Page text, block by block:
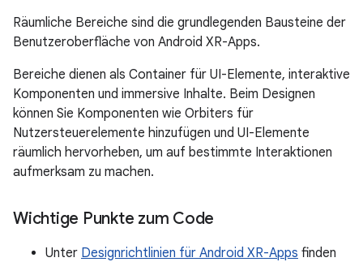
Räumliche Bereiche sind die grundlegenden Bausteine der
Benutzeroberfläche von Android XR-Apps.
Bereiche dienen als Container für UI-Elemente, interaktive
Komponenten und immersive Inhalte. Beim Designen
können Sie Komponenten wie Orbiters für
Nutzersteuerelemente hinzufügen und UI-Elemente
räumlich hervorheben, um auf bestimmte Interaktionen
aufmerksam zu machen.
Wichtige Punkte zum Code
Unter Designrichtlinien für Android XR-Apps finden